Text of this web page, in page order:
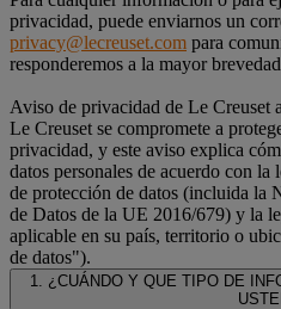
privacidad, puede enviarnos un
privacy@lecreuset.com para
responderemos a la mayor
Aviso de privacidad de Le Creuset
Le Creuset se compromete a
privacidad, y este aviso explica
datos personales de acuerdo con
de protección de datos (incluida la
de Datos de la UE 2016/679) y la
aplicable en su país, territorio o
de datos").
1. ¿CUÁNDO Y QUE TIPO DE